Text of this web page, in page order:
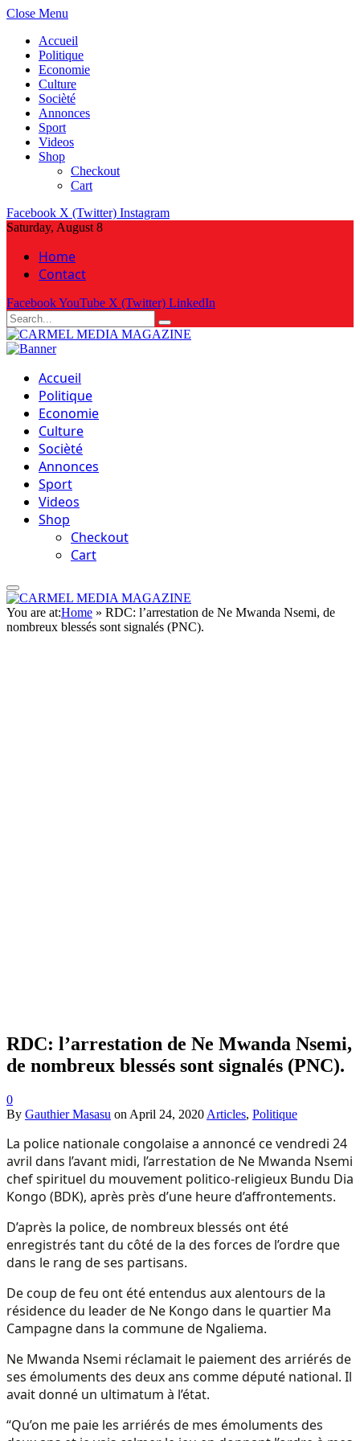
Close Menu
Accueil
Politique
Economie
Culture
Socièté
Annonces
Sport
Videos
Shop
Checkout
Cart
Facebook X (Twitter) Instagram
Saturday, August 8
Home
Contact
FacebookYouTube X (Twitter) LinkedIn
Accueil
Politique
Economie
Culture
Socièté
Annonces
Sport
Videos
Shop
Checkout
Cart
You are at:Home » RDC: l’arrestation de Ne Mwanda Nsemi, de
nombreux blessés sont signalés (PNC).
RDC: l’arrestation de Ne Mwanda Nsemi,
de nombreux blessés sont signalés (PNC).
0
By Gauthier Masasu on April 24, 2020 Articles, Politique
La police nationale congolaise a annoncé ce vendredi 24
avril dans l’avant midi, l’arrestation de Ne Mwanda Nsemi
chef spirituel du mouvement politico-religieux Bundu Dia
Kongo (BDK), après près d’une heure d’affrontements.
D’après la police, de nombreux blessés ont été
enregistrés tant du côté de la des forces de l’ordre que
dans le rang de ses partisans.
De coup de feu ont été entendus aux alentours de la
résidence du leader de Ne Kongo dans le quartier Ma
Campagne dans la commune de Ngaliema.
Ne Mwanda Nsemi réclamait le paiement des arriérés de
ses émoluments des deux ans comme député national. Il
avait donné un ultimatum à l’état.
“Qu’on me paie les arriérés de mes émoluments des